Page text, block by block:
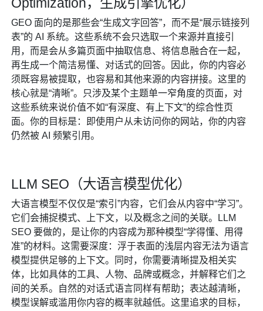
GEO 面向的是那些会“生成文字回答”，而不是“展示链接列
表”的 AI 系统。这些系统不会只选取一个来源并直接引
用，而是会从多篇页面中抽取信息、将信息融合在一起，
再生成一个简洁易懂、对话式的回答。因此，你的内容必
须既容易被提取，也容易和其他来源的内容拼接。这里的
核心就是“清晰”。只涉及某个主题单一窄角度的页面，对
这些系统来说价值不如“有深度、有上下文”的综合性页
面。你的目标是：即使用户从未访问你的网站，你的内容
仍然被 AI 频繁引用。
LLM SEO（大语言模型优化）
大语言模型不仅仅是“索引”内容，它们会从内容中“学习”。
它们会捕捉模式、上下文，以及概念之间的关联。LLM
SEO 要做的，是让你的内容成为那种模型“学得懂、用得
准”的材料。这需要深度：浮于表面的浅层内容无法为语言
模型提供足够的上下文。同时，你需要清晰提及相关实
体，比如具体的工具、人物、品牌或概念，并解释它们之
间的关系。自然的对话式语言同样有帮助；表达越清晰，
模型误解或滥用你内容的概率就越低。这里追求的目标，